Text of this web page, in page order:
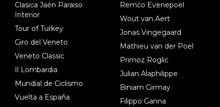
Clasica Jaén Paraiso
Interior
Tour of Turkey
Giro del Veneto
Veneto Classic
Il Lombardia
Mundial de Ciclismo
Vuelta a España
Remco Evenepoel
Wout van Aert
Jonas Vingegaard
Mathieu van der Poel
Primoz Roglic
Julian Alaphilippe
Biniam Girmay
Filippo Ganna